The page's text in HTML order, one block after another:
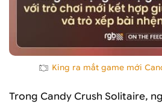
King ra mắt game mới
Trong Candy Crush Solitaire,